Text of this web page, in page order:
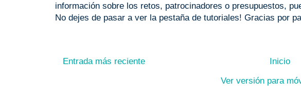
información sobre los retos, patrocinadores o presupuestos,
No dejes de pasar a ver la pestaña de tutoriales! Gracias por
Entrada más reciente
Inicio
Ver versión para